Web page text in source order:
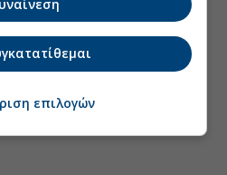
επιλογών